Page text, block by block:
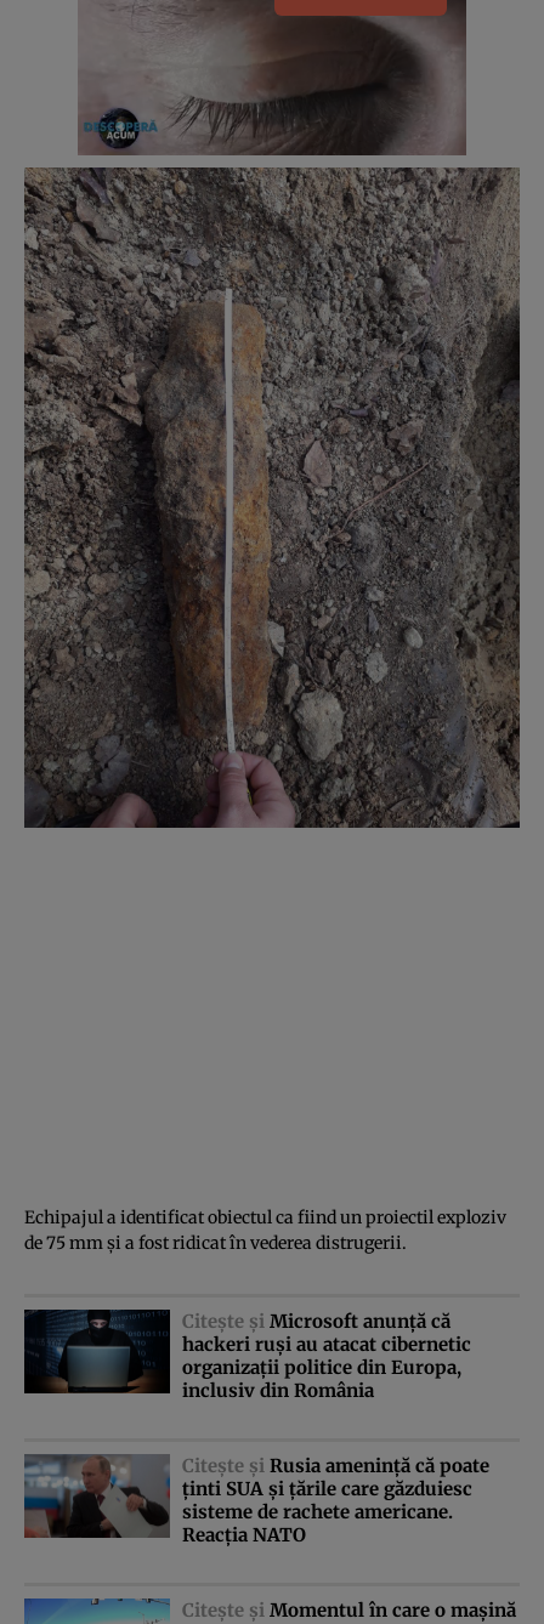
Echipajul a identificat obiectul ca fiind un proiectil exploziv
de 75 mm şi a fost ridicat în vederea distrugerii.
Citeşte şi Microsoft anunţă că
hackeri ruşi au atacat cibernetic
organizaţii politice din Europa,
inclusiv din România
Citeşte şi Rusia ameninţă că poate
ţinti SUA şi ţările care găzduiesc
sisteme de rachete americane.
Reacţia NATO
Citeşte şi Momentul în care o maşină